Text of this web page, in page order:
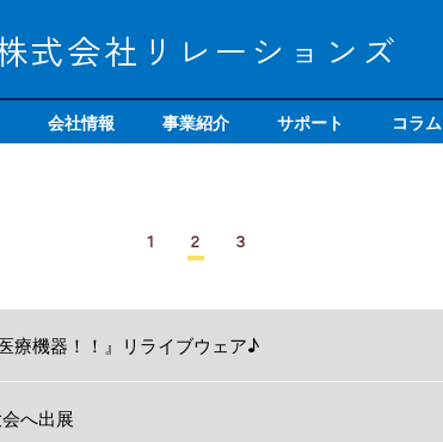
式会社リレーションズ
会社情報 事業紹介 サポート コラム
１ ２ ３
機器！！』リライブウェア♪
へ出展